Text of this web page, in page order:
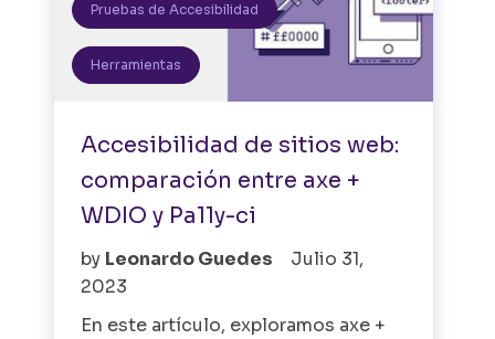
Herramientas
Pruebas de Accesibilidad
Accesibilidad de sitios web:
comparación entre axe +
WDIO y Pa11y-ci
by Leonardo Guedes
Julio 31,
2023
En este artículo, exploramos axe +